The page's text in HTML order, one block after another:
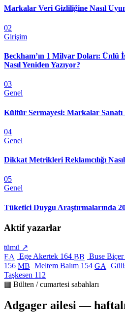
Markalar Veri Gizliliğine Nasıl
02
Girişim
Beckham’ın 1 Milyar Doları: Ünlü
Nasıl Yeniden Yazıyor?
03
Genel
Kültür Sermayesi: Markalar Sanatı
04
Genel
Dikkat Metrikleri Reklamcılığı
05
Genel
Tüketici Duygu Araştırmalarında
Aktif yazarlar
tümü ↗
EA
Ege Akertek 164 BB Buse Biçer
156 MB Meltem Balım 154 GA
Taşkesen 112
▦ Bülten / cumartesi sabahları
Adgager ailesi —